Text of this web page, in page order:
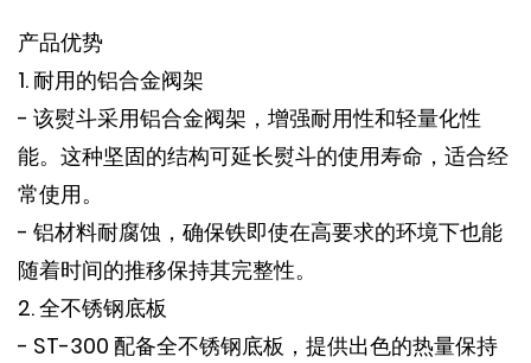
产品优势
1. 耐用的铝合金阀架
- 该熨斗采用铝合金阀架，增强耐用性和轻量化性
能。这种坚固的结构可延长熨斗的使用寿命，适合经
常使用。
- 铝材料耐腐蚀，确保铁即使在高要求的环境下也能
随着时间的推移保持其完整性。
2. 全不锈钢底板
- ST-300 配备全不锈钢底板，提供出色的热量保持